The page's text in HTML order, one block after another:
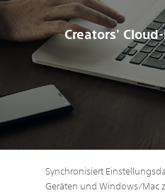
Creators'
Synchronisiert
Geräten und Windows/Mac